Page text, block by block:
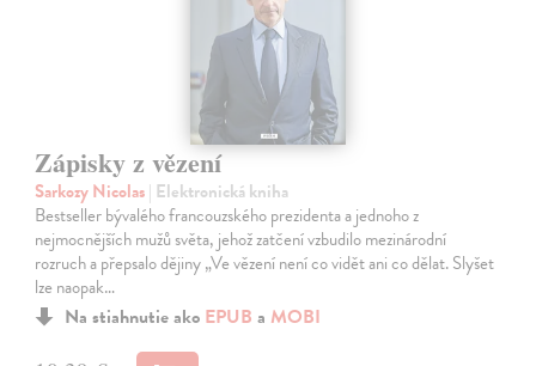
Zápisky z vězení
Sarkozy Nicolas| Elektronická kniha
Bestseller bývalého francouzského prezidenta a jednoho z
nejmocnějších mužů světa, jehož zatčení vzbudilo mezinárodní
rozruch a přepsalo dějiny „Ve vězení není co vidět ani co dělat. Slyšet
lze naopak…
Na stiahnutie ako EPUB a MOBI